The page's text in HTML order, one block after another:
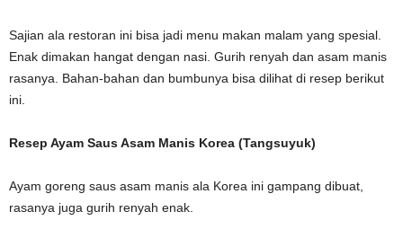
Sajian ala restoran ini bisa jadi menu makan malam yang spesial.
Enak dimakan hangat dengan nasi. Gurih renyah dan asam manis
rasanya. Bahan-bahan dan bumbunya bisa dilihat di resep berikut
ini.
Resep Ayam Saus Asam Manis Korea (Tangsuyuk)
Ayam goreng saus asam manis ala Korea ini gampang dibuat,
rasanya juga gurih renyah enak.